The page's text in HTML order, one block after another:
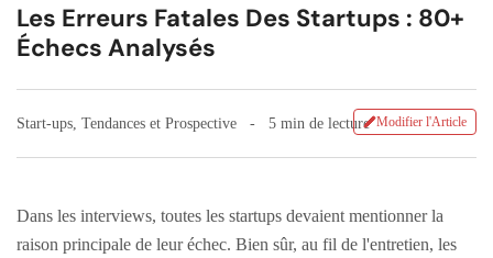
Les Erreurs Fatales Des Startups : 80+
Échecs Analysés
Start-ups Tendances et Prospective 5 min de lecture Modifier l'Article
Dans les interviews, toutes les startups devaient mentionner la
raison principale de leur échec. Bien sûr, au fil de l'entretien, les